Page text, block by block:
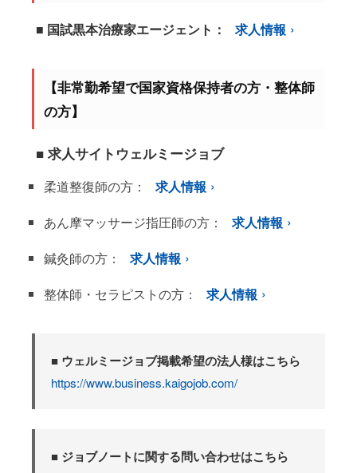
■ 国試黒本治療家エージェント： 求人情報
【非常勤希望で国家資格保持者の方・整体師
の方】
■ 求人サイトウェルミージョブ
柔道整復師の方：
求人情報
あん摩マッサージ指圧師の方：
求人情報
鍼灸師の方：
求人情報
整体師・セラピストの方：
求人情報
■ ウェルミージョブ掲載希望の法人様はこちら
https://www.business.kaigojob.com/
■ ジョブノートに関する問い合わせはこちら